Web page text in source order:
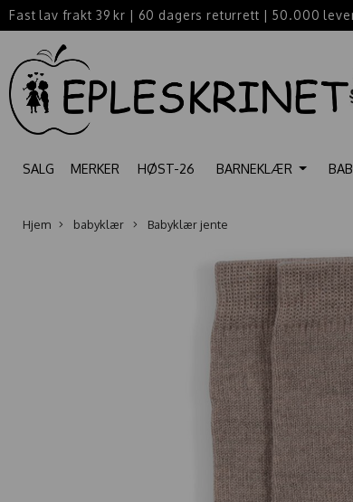
Fast lav frakt 39 kr | 60 dagers returrett | 50.000
SALG MERKER HØST-26 BARNEKLÆR
Hjem babyklær Babyklær jente